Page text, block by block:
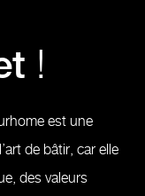
!
est une
de bâtir, car elle
des valeurs